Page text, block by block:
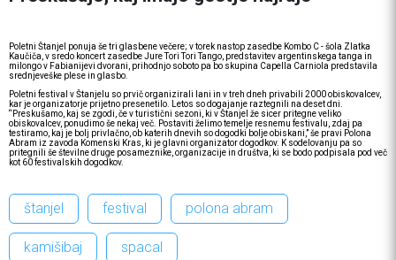
Poletni Štanjel ponuja še tri glasbene večere; v torek nastop zasedbe Kombo C - šola Zlatka
Kaučiča, v sredo koncert zasedbe Jure Tori Tori Tango, predstavitev argentinskega tanga in
milongo v Fabianijevi dvorani, prihodnjo soboto pa bo skupina Capella Carniola predstavila
srednjeveške plese in glasbo.
Poletni festival v Štanjelu so prvič organizirali lani in v treh dneh privabili 2000 obiskovalcev,
kar je organizatorje prijetno presenetilo. Letos so dogajanje raztegnili na deset dni.
“Preskušamo, kaj se zgodi, če v turistični sezoni, ki v Štanjel že sicer pritegne veliko
obiskovalcev, ponudimo še nekaj več. Postaviti želimo temelje resnemu festivalu, zdaj pa
testiramo, kaj je bolj privlačno, ob katerih dnevih so dogodki bolje obiskani,” še pravi Polona
Abram iz zavoda Komenski Kras, ki je glavni organizator dogodkov. K sodelovanju pa so
pritegnili še številne druge posameznike, organizacije in društva, ki se bodo podpisala pod več
kot 60 festivalskih dogodkov.
štanjel festival polona abram
kamišibaj spacal